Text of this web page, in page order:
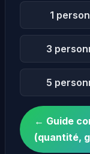
1
3
5
← Guide
(quantité,